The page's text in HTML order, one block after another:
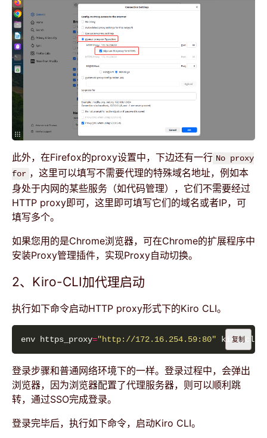
此外，在Firefox的proxy设置中，下边还有一行 No proxy
for ，这里可以填写不需要代理的特殊域名地址，例如本
身处于内网的某些服务（如代码管理），它们不需要经过
HTTP proxy即可，这里即可填写它们的域名或者IP，可
填写多个。
如果您用的是Chrome浏览器，可在Chrome的扩展程序中
安装Proxy管理插件，实现Proxy自动切换。
2、Kiro-CLI加代理启动
执行如下命令启动HTTP proxy形式下的Kiro CLI。
env https_proxy="http://172.16.254.59:80" 复制
登录步骤和普通网络环境下的一样。登录过程中，会弹出
浏览器，因为浏览器配置了代理服务器，则可以顺利跳
转，通过SSO完成登录。
登录完毕后，执行如下命令，启动Kiro CLI。